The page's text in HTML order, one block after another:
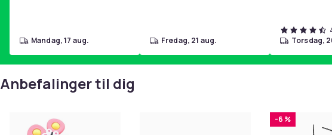
mandag, 17 aug. fredag, 21 aug. torsdag,
Anbefalinger til dig
-6 %